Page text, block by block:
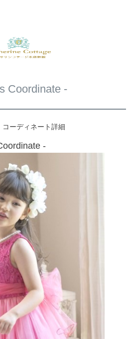
Coordinate -
コーディネート詳細
-